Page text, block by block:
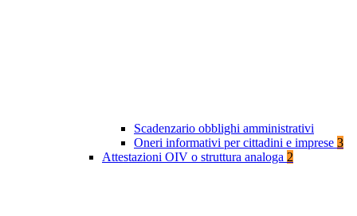
Scadenzario obblighi amministrativi
Oneri informativi per cittadini e imprese 3
Attestazioni OIV o struttura analoga 2